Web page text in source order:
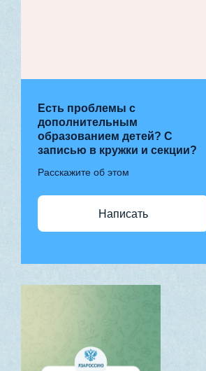
Есть проблемы с
дополнительным
образованием детей? С
записью в кружки и секции?
Расскажите об этом
Написать